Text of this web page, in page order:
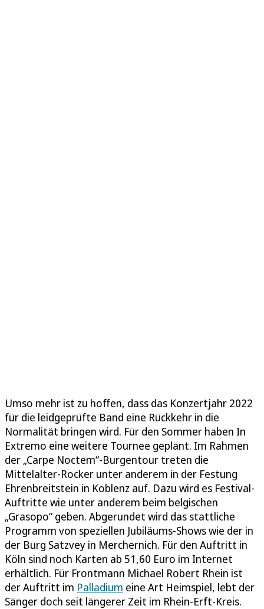
Umso mehr ist zu hoffen, dass das Konzertjahr 2022
für die leidgeprüfte Band eine Rückkehr in die
Normalität bringen wird. Für den Sommer haben In
Extremo eine weitere Tournee geplant. Im Rahmen
der „Carpe Noctem“-Burgentour treten die
Mittelalter-Rocker unter anderem in der Festung
Ehrenbreitstein in Koblenz auf. Dazu wird es Festival-
Auftritte wie unter anderem beim belgischen
„Grasopo“ geben. Abgerundet wird das stattliche
Programm von speziellen Jubiläums-Shows wie der in
der Burg Satzvey in Merchernich. Für den Auftritt in
Köln sind noch Karten ab 51,60 Euro im Internet
erhältlich. Für Frontmann Michael Robert Rhein ist
der Auftritt im Palladium eine Art Heimspiel, lebt der
Sänger doch seit längerer Zeit im Rhein-Erft-Kreis.